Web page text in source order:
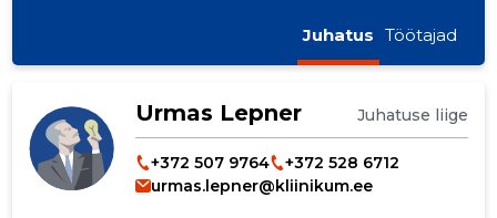
Juhatus Töötajad
Urmas Lepner Juhatuse liige
+372 507 9764
+372 528 6712
urmas.lepner@kliinikum.ee